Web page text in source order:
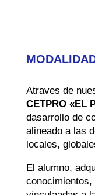
Atraves de
CETPRO «EL
dasarrollo de
alineado a las
locales,
El alumno,